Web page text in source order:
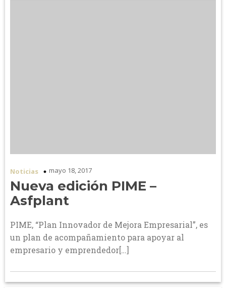
Noticias mayo 18, 2017
Nueva edición PIME –
Asfplant
PIME, “Plan Innovador de Mejora Empresarial”, es
un plan de acompañamiento para apoyar al
empresario y emprendedor[…]